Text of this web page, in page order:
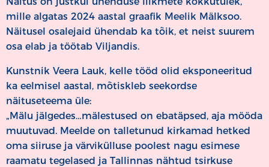
mille algatas 2024 aastal graafik Meelik Mälksoo.
Näitusel osalejaid ühendab ka tõik, et neist suurem
osa elab ja töötab Viljandis.
Kunstnik Veera Lauk, kelle tööd olid eksponeeritud
ka eelmisel aastal, mõtiskleb seekordse
näituseteema üle:
„Mälu jälgedes…mälestused on ebatäpsed, aja mööda
muutuvad. Meelde on talletunud kirkamad hetked
oma siiruse ja värvikülluse poolest nagu esimese
raamatu tegelased ja Tallinnas nähtud tsirkuse